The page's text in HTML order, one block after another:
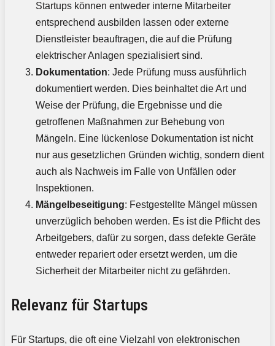
Startups können entweder interne Mitarbeiter
entsprechend ausbilden lassen oder externe
Dienstleister beauftragen, die auf die Prüfung
elektrischer Anlagen spezialisiert sind.
Dokumentation: Jede Prüfung muss ausführlich
dokumentiert werden. Dies beinhaltet die Art und
Weise der Prüfung, die Ergebnisse und die
getroffenen Maßnahmen zur Behebung von
Mängeln. Eine lückenlose Dokumentation ist nicht
nur aus gesetzlichen Gründen wichtig, sondern dient
auch als Nachweis im Falle von Unfällen oder
Inspektionen.
Mängelbeseitigung: Festgestellte Mängel müssen
unverzüglich behoben werden. Es ist die Pflicht des
Arbeitgebers, dafür zu sorgen, dass defekte Geräte
entweder repariert oder ersetzt werden, um die
Sicherheit der Mitarbeiter nicht zu gefährden.
Relevanz für Startups
Für Startups, die oft eine Vielzahl von elektronischen